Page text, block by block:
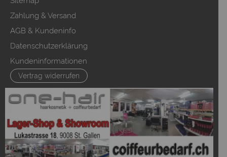
Zahlung & Versand
AGB & Kundeninfo
Datenschutzerklärung
Kundeninformationen
Vertrag widerrufen